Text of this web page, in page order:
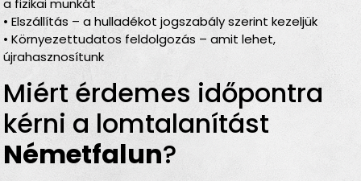
a fizikai munkát
• Elszállítás – a hulladékot jogszabály szerint kezeljük
• Környezettudatos feldolgozás – amit lehet,
újrahasznosítunk
Miért érdemes időpontra
kérni a lomtalanítást
Németfalun?